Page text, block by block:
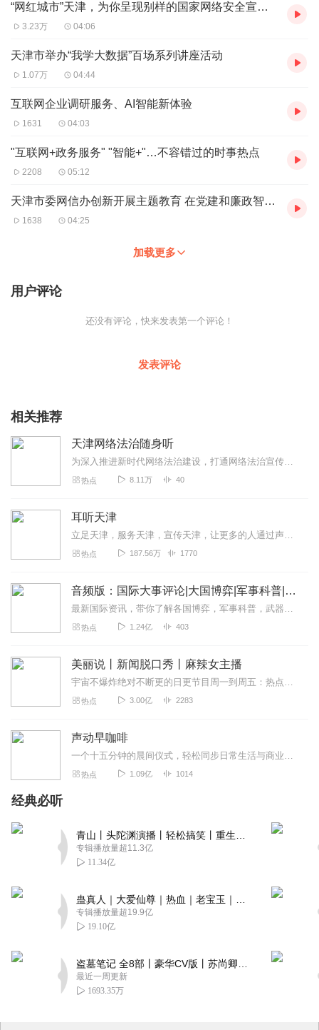
“网红城市”天津，为你呈现别样的国家网络安全宣传周
3.23万 04:06
天津市举办“我学大数据”百场系列讲座活动
1.07万 04:44
互联网企业调研服务、AI智能新体验
1631 04:03
"互联网+政务服务" "智能+"…不容错过的时事热点
2208 05:12
天津市委网信办创新开展主题教育 在党建和廉政智能教育中心过“政治生日”
1638 04:25
加载更多
用户评论
还没有评论，快来发表第一个评论！
发表评论
相关推荐
天津网络法治随身听
为深入推进新时代网络法治建设，打通网络法治宣传最后一公里，在天津市委网信办指导下，天津网络法治时间工作室、喜马拉雅城市文化天津频道共同出品《天津网络法治随身听》...
热点 8.11万 40
耳听天津
立足天津，服务天津，宣传天津，让更多的人通过声音了解天津
热点 187.56万 1770
音频版：国际大事评论|大国博弈|军事科普|科技讲解
最新国际资讯，带你了解各国博弈，军事科普，武器博览。本专辑为听风的蚕原创专辑，本专辑将为您介绍军事科普和国际动态和热点大事，通过独家解读，为您理清热点之下的脉络...
热点 1.24亿 403
美丽说丨新闻脱口秀丨麻辣女主播
宇宙不爆炸绝对不断更的日更节目周一到周五：热点新闻一锅端周末：听众投稿话题探讨随便闲聊>>>不知道怎么进主播橱窗购买零食的点击我哟，点我点我！<<<马栏山...
热点 3.00亿 2283
声动早咖啡
一个十五分钟的晨间仪式，轻松同步日常生活与商业世界。这是一档由声动活泼出品的清晨播客节目，在工作日的早晨，为你带来与日常生活息息相关的商业科技轻解读，开启能量满...
热点 1.09亿 1014
经典必听
专辑播放量超11.3亿
11.34亿
专辑播放量超19.9亿
19.10亿
最近一周更新
1693.35万